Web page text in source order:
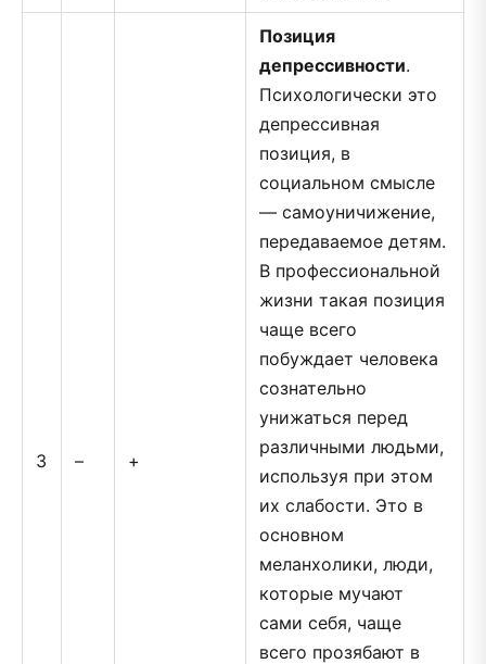
3 – +
Позиция
депрессивности.
Психологически это
депрессивная
позиция, в
социальном смысле
— самоуничижение,
передаваемое детям.
В профессиональной
жизни такая позиция
чаще всего
побуждает человека
сознательно
унижаться перед
различными людьми,
используя при этом
их слабости. Это в
основном
меланхолики, люди,
которые мучают
сами себя, чаще
всего прозябают в